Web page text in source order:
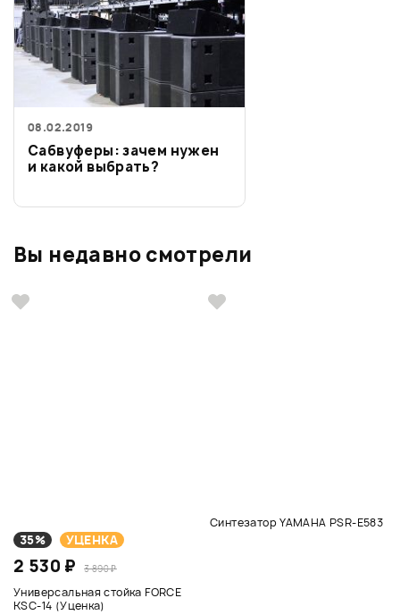
08.02.2019
Сабвуферы: зачем нужен
и какой выбрать?
Вы недавно смотрели
35% УЦЕНКА
2 530 ₽ 3 890 ₽
Универсальная стойка FORCE
KSC-14 (Уценка)
Синтезатор YAMAHA PSR-E583